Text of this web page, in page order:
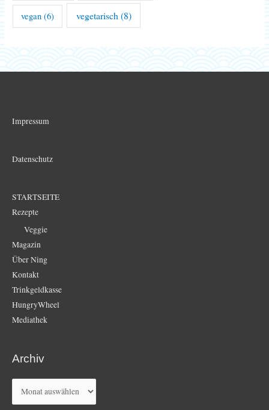
vegan (6) vegetarisch (8)
Impressum
Datenschutz
STARTSEITE
Rezepte
Veggie
Magazin
Über Ning
Kontakt
Trinkgeldkasse
HungryWheel
Mediathek
Archiv